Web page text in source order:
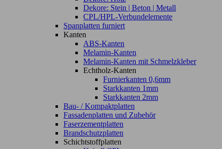
Dekore: Stein | Beton | Metall
CPL/HPL-Verbundelemente
Spanplatten furniert
Kanten
ABS-Kanten
Melamin-Kanten
Melamin-Kanten mit Schmelzkleber
Echtholz-Kanten
Furnierkanten 0,6mm
Starkkanten 1mm
Starkkanten 2mm
Bau- / Kompaktplatten
Fassadenplatten und Zubehör
Faserzementplatten
Brandschutzplatten
Schichtstoffplatten